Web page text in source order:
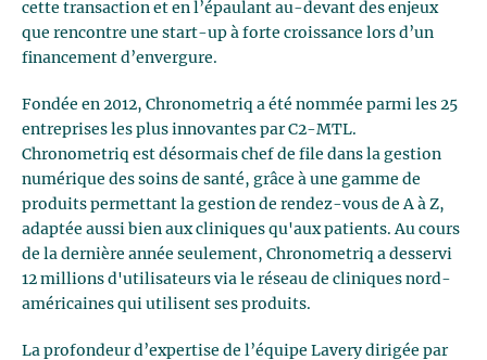
cette transaction et en l’épaulant au-devant des enjeux
que rencontre une start-up à forte croissance lors d’un
financement d’envergure.
Fondée en 2012, Chronometriq a été nommée parmi les 25
entreprises les plus innovantes par C2-MTL.
Chronometriq est désormais chef de file dans la gestion
numérique des soins de santé, grâce à une gamme de
produits permettant la gestion de rendez-vous de A à Z,
adaptée aussi bien aux cliniques qu'aux patients. Au cours
de la dernière année seulement, Chronometriq a desservi
12 millions d'utilisateurs via le réseau de cliniques nord-
américaines qui utilisent ses produits.
La profondeur d’expertise de l’équipe Lavery dirigée par